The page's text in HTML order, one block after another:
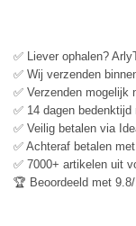
✅ Liever ophalen?
✅ Wij verzenden
✅ Verzenden mogelijk
✅ 14 dagen
✅ Veilig betalen via
✅ Achteraf betalen
✅ 7000+ artikelen uit
🏆 Beoordeeld met